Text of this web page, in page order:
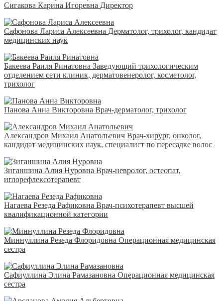
Сигакова Карина Игоревна Директор
Сафонова Лариса Алексеевна Дерматолог, трихолог, кандидат
медицинских наук
Бакеева Раиля Ринатовна Заведующий трихологическим
отделением сети клиник, дерматовенеролог, косметолог,
трихолог
Панова Анна Викторовна Врач-дерматолог, трихолог
Александров Михаил Анатольевич Врач-хирург, онколог,
кандидат медицинских наук, специалист по пересадке волос
Зиганшина Алия Нуровна Врач-невролог, остеопат,
иглорефлексотерапевт
Нагаева Резеда Рафиковна Врач-психотерапевт высшей
квалификационной категории
Миннуллина Резеда Флоридовна Операционная медицинская
сестра
Сафиуллина Элина Рамазановна Операционная медицинская
сестра